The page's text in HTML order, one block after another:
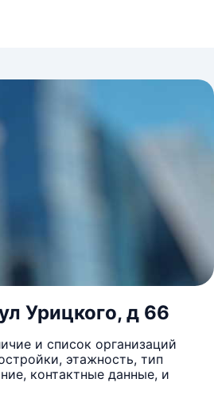
Урицкого, д 66
и список организаций
этажность, тип
контактные данные, и